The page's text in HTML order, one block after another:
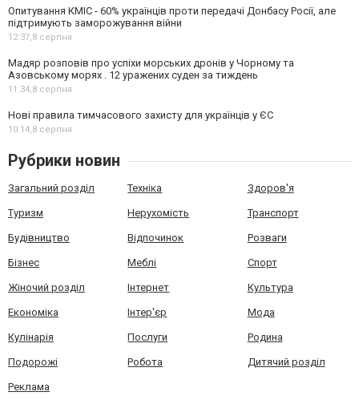
Опитування КМІС - 60% українців проти передачі Донбасу Росії, але
підтримують заморожування війни
12:37,8 серпня
Мадяр розповів про успіхи морських дронів у Чорному та
Азовському морях . 12 уражених суден за тиждень
11:34,8 серпня
Нові правила тимчасового захисту для українців у ЄС
10:14,8 серпня
Рубрики новин
Загальний розділ Техніка Здоров'я
Туризм Нерухомість Транспорт
Будівництво Відпочинок Розваги
Бізнес Меблі Спорт
Жіночий розділ Інтернет Культура
Економіка Інтер'єр Мода
Кулінарія Послуги Родина
Подорожі Робота Дитячий розділ
Реклама